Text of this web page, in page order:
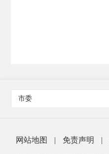
市委
网站地图 | 免责声明 |